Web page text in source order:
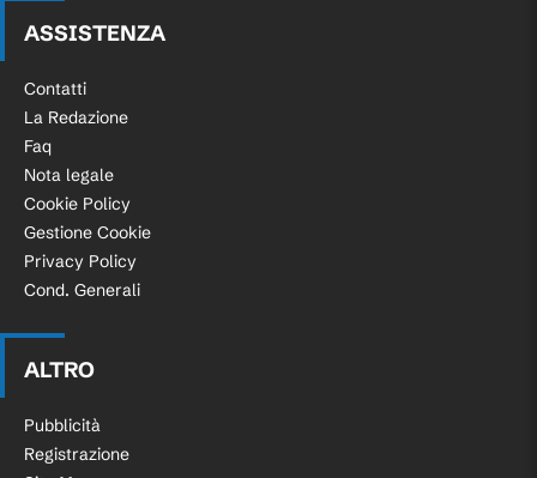
ASSISTENZA
Contatti
La Redazione
Faq
Nota legale
Cookie Policy
Gestione Cookie
Privacy Policy
Cond. Generali
ALTRO
Pubblicità
Registrazione